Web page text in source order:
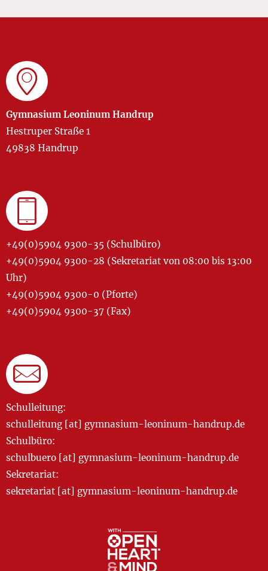
Gymnasium Leoninum Handrup
Hestruper Straße 1
49838 Handrup
+49(0)5904 9300-35 (Schulbüro)
+49(0)5904 9300-28 (Sekretariat von 08:00 bis 13:00
Uhr)
+49(0)5904 9300-0 (Pforte)
+49(0)5904 9300-37 (Fax)
Schulleitung:
schulleitung [at] gymnasium-leoninum-handrup.de
Schulbüro:
schulbuero [at] gymnasium-leoninum-handrup.de
Sekretariat:
sekretariat [at] gymnasium-leoninum-handrup.de